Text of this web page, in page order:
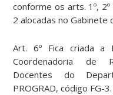
conforme os arts. 1º,
2 alocadas no Gabinete
Art. 6º Fica criada a
Coordenadoria de
Docentes do
PROGRAD, código FG-3.